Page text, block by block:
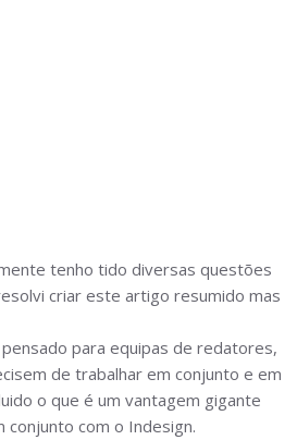
tenho tido diversas questões
criar este artigo resumido mas
para equipas de redatores,
de trabalhar em conjunto e em
o que é um vantagem gigante
com o Indesign.